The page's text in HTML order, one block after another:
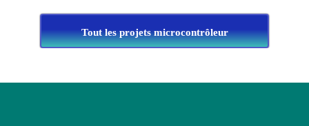
Tout les projets microcontrôleur